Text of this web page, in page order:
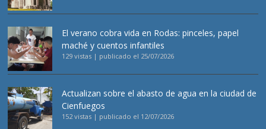
El verano cobra vida en Rodas: pinceles, papel
maché y cuentos infantiles
129 vistas | publicado el 25/07/2026
Actualizan sobre el abasto de agua en la ciudad de
Cienfuegos
152 vistas | publicado el 12/07/2026